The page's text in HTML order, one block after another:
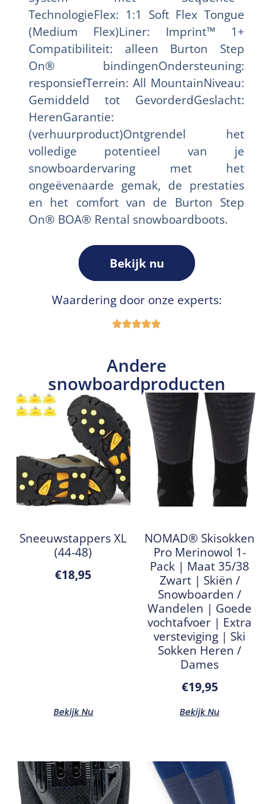
TechnologieFlex: 1:1 Soft Flex Tongue
(Medium Flex)Liner: Imprint™ 1+
Compatibiliteit: alleen Burton Step
On® bindingenOndersteuning:
responsiefTerrein: All MountainNiveau:
Gemiddeld tot GevorderdGeslacht:
HerenGarantie:
(verhuurproduct)Ontgrendel het
volledige potentieel van je
snowboardervaring met het
ongeëvenaarde gemak, de prestaties
en het comfort van de Burton Step
On® BOA® Rental snowboardboots.
Bekijk nu
Waardering door onze experts:
Andere
snowboardproducten
Sneeuwstappers XL
(44-48)
€18,95
Bekijk Nu
NOMAD® Skisokken
Pro Merinowol 1-
Pack | Maat 35/38
Zwart | Skiën /
Snowboarden /
Wandelen | Goede
vochtafvoer | Extra
versteviging | Ski
Sokken Heren /
Dames
€19,95
Bekijk Nu